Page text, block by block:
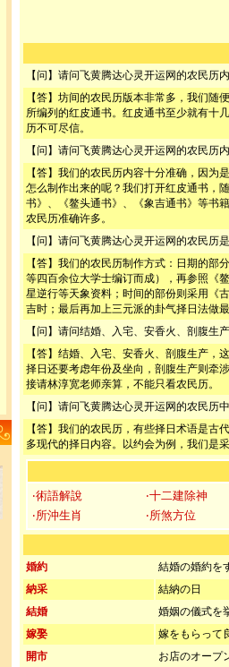
【问】请问飞黄腾达心灵开运网的农民
【答】坊间的农民历版本非常多，我们
所编列的红皮通书。红皮通书至少就有十
历不可尽信。
【问】请问飞黄腾达心灵开运网的农民历
【答】我们的农民历内容十分准确，因
怎么制作出来的呢？我们打开红皮通书，
书》、《鳌头通书》、《象吉通书》等书
农民历准确许多。
【问】请问飞黄腾达心灵开运网的农民历
【答】我们的农民历制作方式：日期的
等四百余位大学士编订而成），再参照《
星逆行等天象资料；时间的部份则采用《
吉时；最后再加上三元派的卦气择日法做
【问】请问结婚、入宅、安香火、剖腹
【答】结婚、入宅、安香火、剖腹生产
择日还要考虑年份及坐向，剖腹生产则牵
接请林淳宽老师亲算，不能只看农民历。
【问】请问飞黄腾达心灵开运网的农民
【答】我们的农民历，有些择日术语是
多现代的择日内容。以约会为例，我们是
‧術語解說
‧十二建除神
‧所沖生肖
‧所煞方位
婚約
結婚の婚約を
納采
結納の日
結婚
婚姻の儀式を
嫁娶
嫁をもらって
開市
お店のオープ